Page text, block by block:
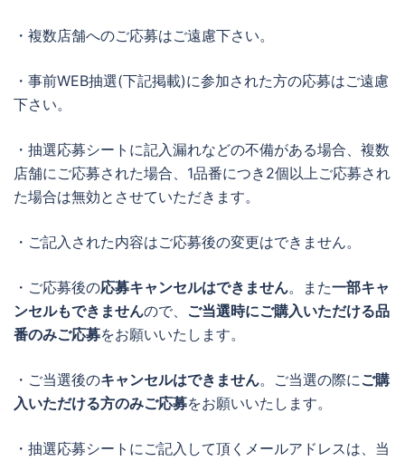
・複数店舗へのご応募はご遠慮下さい。
・事前WEB抽選(下記掲載)に参加された方の応募はご遠慮
下さい。
・抽選応募シートに記入漏れなどの不備がある場合、複数
店舗にご応募された場合、1品番につき2個以上ご応募され
た場合は無効とさせていただきます。
・ご記入された内容はご応募後の変更はできません。
・ご応募後の応募キャンセルはできません。また一部キャ
ンセルもできませんので、 ご当選時にご購入いただける品
番のみご応募をお願いいたします。
・ご当選後のキャンセルはできません。ご当選の際に ご購
入いただける方のみご応募をお願いいたします。
・抽選応募シートにご記入して頂くメールアドレスは、当